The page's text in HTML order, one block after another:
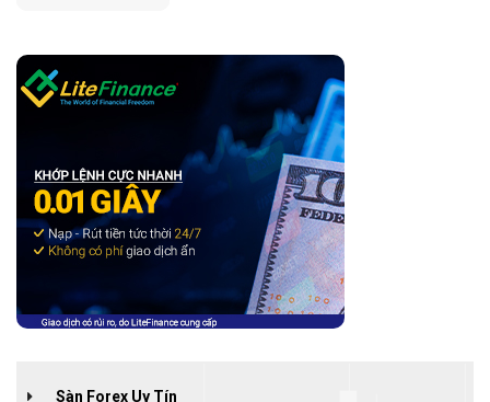
Sàn Forex Uy Tín